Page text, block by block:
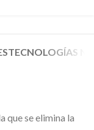
TECNOLOGÍAS
que se elimina la